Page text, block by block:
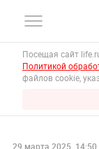
Посещая сайт
Политикой
файлов cookie,
29 марта 2025, 14:50